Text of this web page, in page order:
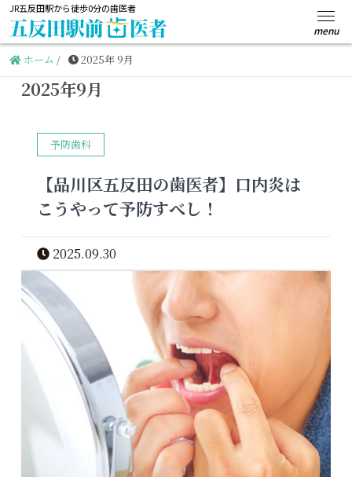
JR五反田駅から徒歩0分の歯医者
ホーム / 2025年 9月
2025年9月
予防歯科
【品川区五反田の歯医者】口内炎は
こうやって予防すべし！
2025.09.30